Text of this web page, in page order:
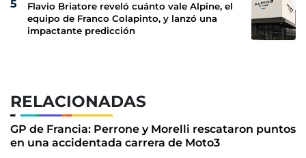
RELACIONADAS
GP de Francia: Perrone y Morelli rescataron puntos
en una accidentada carrera de Moto3
Flavio Briatore reveló cuánto vale Alpine, el
equipo de Franco Colapinto, y lanzó una
impactante predicción